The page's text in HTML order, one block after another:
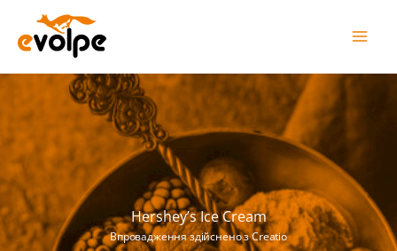
Перейти
Hershey’s Ice Cream
Впровадження здійснено з Creatio